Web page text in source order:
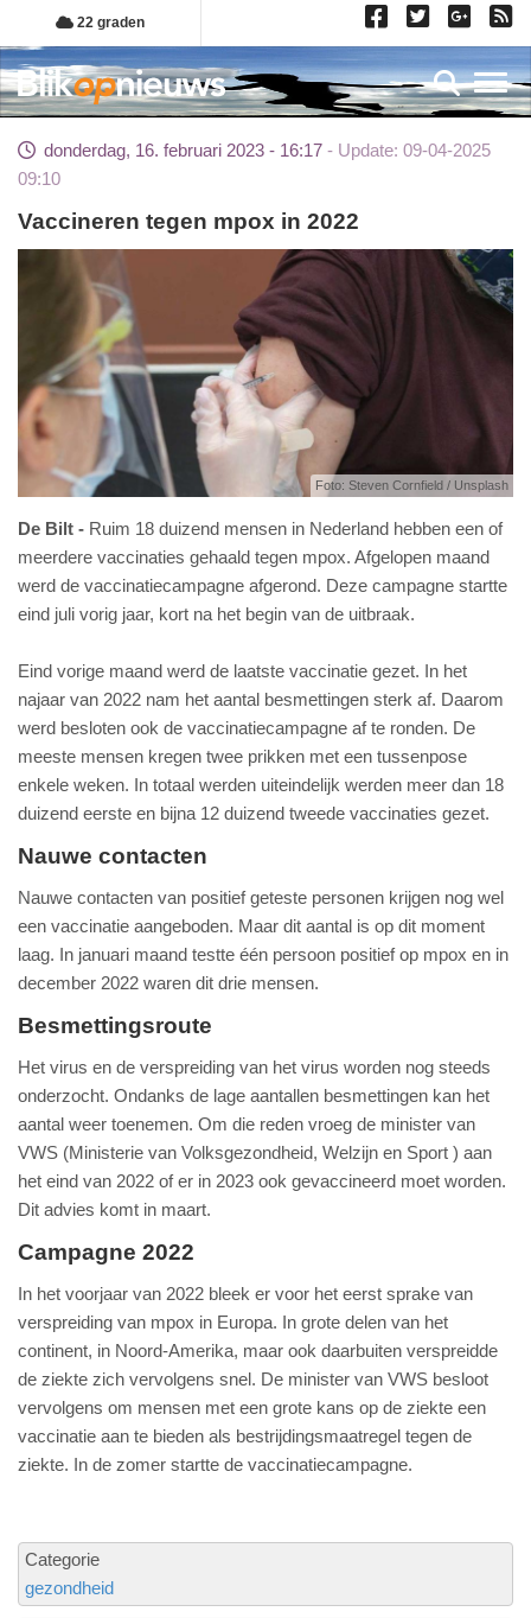
Overslaan
en
naar
de
gaan
22 graden
donderdag, 16. februari 2023 - 16:17
Update: 09-04-2025
09:10
Vaccineren tegen mpox in 2022
Foto: Steven Cornfield / Unsplash
De Bilt
Ruim 18 duizend mensen in Nederland hebben een of
meerdere vaccinaties gehaald tegen mpox. Afgelopen maand
werd de vaccinatiecampagne afgerond. Deze campagne startte
eind juli vorig jaar, kort na het begin van de uitbraak.
Eind vorige maand werd de laatste vaccinatie gezet. In het
najaar van 2022 nam het aantal besmettingen sterk af. Daarom
werd besloten ook de vaccinatiecampagne af te ronden. De
meeste mensen kregen twee prikken met een tussenpose
enkele weken. In totaal werden uiteindelijk werden meer dan 18
duizend eerste en bijna 12 duizend tweede vaccinaties gezet.
Nauwe contacten
Nauwe contacten van positief geteste personen krijgen nog wel
een vaccinatie aangeboden. Maar dit aantal is op dit moment
laag. In januari maand testte één persoon positief op mpox en in
december 2022 waren dit drie mensen.
Besmettingsroute
Het virus en de verspreiding van het virus worden nog steeds
onderzocht. Ondanks de lage aantallen besmettingen kan het
aantal weer toenemen. Om die reden vroeg de minister van
VWS (Ministerie van Volksgezondheid, Welzijn en Sport ) aan
het eind van 2022 of er in 2023 ook gevaccineerd moet worden.
Dit advies komt in maart.
Campagne 2022
In het voorjaar van 2022 bleek er voor het eerst sprake van
verspreiding van mpox in Europa. In grote delen van het
continent, in Noord-Amerika, maar ook daarbuiten verspreidde
de ziekte zich vervolgens snel. De minister van VWS besloot
vervolgens om mensen met een grote kans op de ziekte een
vaccinatie aan te bieden als bestrijdingsmaatregel tegen de
ziekte. In de zomer startte de vaccinatiecampagne.
Categorie
gezondheid